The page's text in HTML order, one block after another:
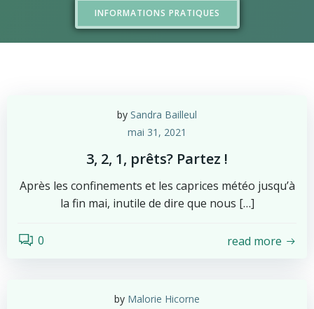
INFORMATIONS PRATIQUES
by Sandra Bailleul
mai 31, 2021
3, 2, 1, prêts? Partez !
Après les confinements et les caprices météo jusqu’à
la fin mai, inutile de dire que nous […]
0 read more
by Malorie Hicorne